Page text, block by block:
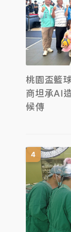
桃園盃籃
商坦承AI
候傳